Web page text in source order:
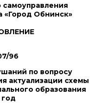
самоуправления
«Город Обнинск»
96
по вопросу
актуализации схемы
образования
год